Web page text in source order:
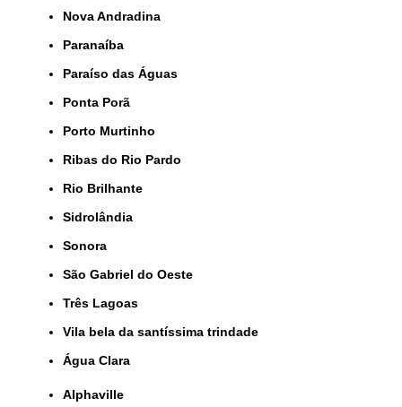
Nova Andradina
Paranaíba
Paraíso das Águas
Ponta Porã
Porto Murtinho
Ribas do Rio Pardo
Rio Brilhante
Sidrolândia
Sonora
São Gabriel do Oeste
Três Lagoas
Vila bela da santíssima trindade
Água Clara
Alphaville